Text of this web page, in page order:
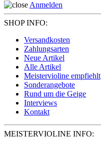
Anmelden
SHOP INFO:
Versandkosten
Zahlungsarten
Neue Artikel
Alle Artikel
Meistervioline empfiehlt
Sonderangebote
Rund um die Geige
Interviews
Kontakt
MEISTERVIOLINE INFO: